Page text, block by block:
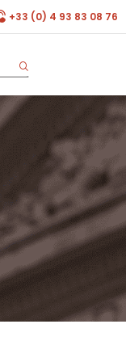
+33 (0) 4 93 83 08 76